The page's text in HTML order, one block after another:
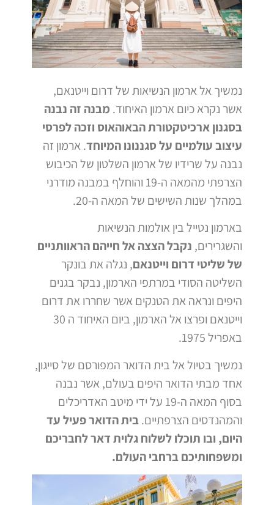
נמשיך אל ארמון הנשיאות של דרום וייטנאם,
אשר נקרא כיום ארמון האיחוד. מבנה זה נבנה
בסגנון ארכיטקטורת הבאוהאוס וזכה לפרסי
עיצוב עולמיים על סגננונו המיוחד. ארמון זה
נבנה על שרידיו של ארמון השלטון של הכיבוש
הצרפתי מהמאה ה-19 והוחלף במבנה מודרני
במהלך שנות השישים של המאה ה-20.
בארמון נטייל בין אולמות הנשיאות
והשגרירים, נקבל הצצה אל חייהם הראוותניים
של שליטי דרום וייטנאם, נגלה את בונקר
השליטה הסודי במרתפי הארמון, נבקר בגנים
היפים ונראה את הטנקים אשר שחררו את דרום
וייטנאם ופרצו אל הארמון, ביום האיחוד ה 30
באפריל 1975.
נמשיך בטיול אל בית הדואר המפורסם של סייגון,
אחד מבתי הדואר היפים בעולם, אשר נבנה
בסוף המאה ה-19 על ידי מיטב האדריכלים
והמהנדסים הצרפתיים.בית הדואר פעיל עד
היום, ובו תוכלו לשלוח גלוית דאר לחבריכם
ומשפחותיכם ברחבי העולם.